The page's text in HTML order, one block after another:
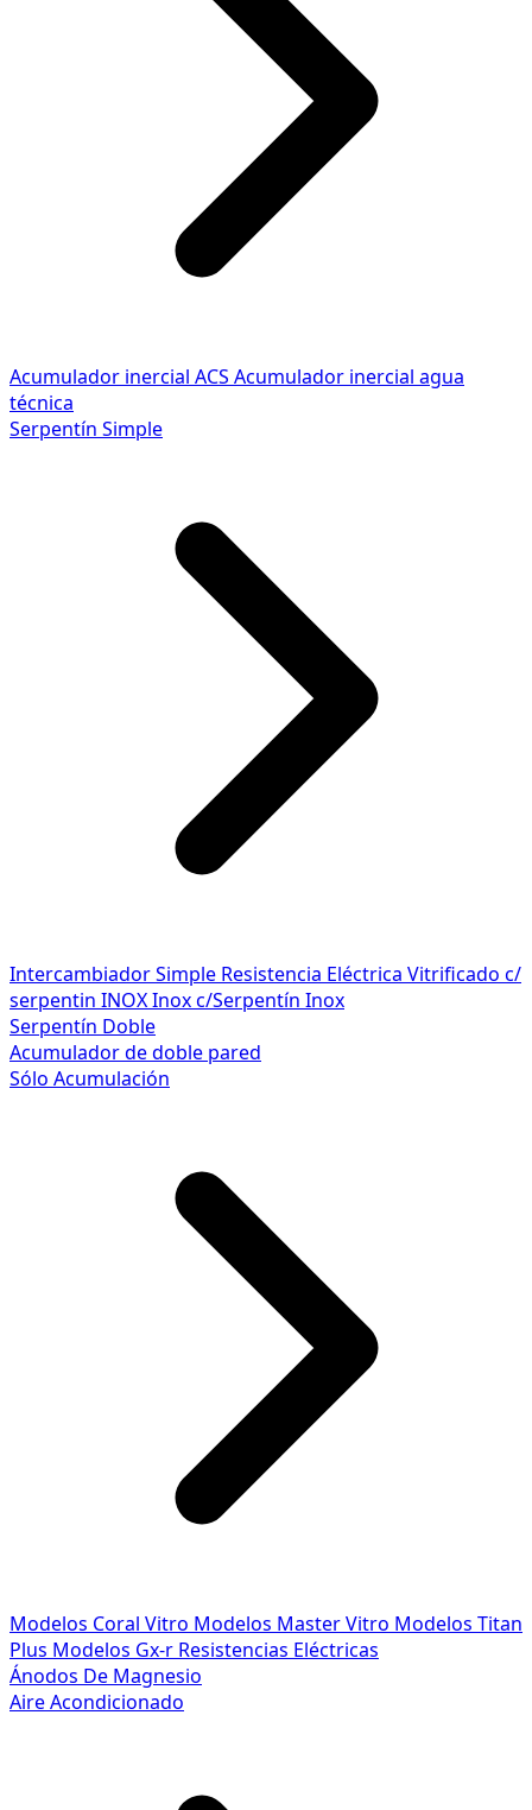
Acumulador inercial ACS Acumulador inercial agua
técnica
Serpentín Simple
Intercambiador Simple Resistencia Eléctrica Vitrificado c/
serpentin INOXInox c/Serpentín Inox
Serpentín Doble
Acumulador de doble pared
Sólo Acumulación
Modelos Coral Vitro Modelos Master Vitro Modelos Titan
Plus Modelos Gx-r Resistencias Eléctricas
Ánodos De Magnesio
Aire Acondicionado